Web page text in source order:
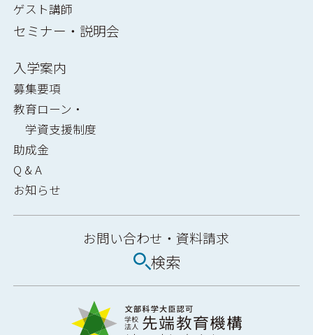
ゲスト講師
セミナー・説明会
入学案内
募集要項
教育ローン・
学資支援制度
助成金
Q & A
お知らせ
お問い合わせ・資料請求
検索